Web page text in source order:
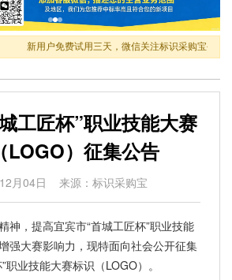
新用户免费试用三天，微信关注标识采购宝公众
工匠杯”职业技能大赛
LOGO）征集公告
月04日 来源：标识采购宝
神，提高宜宾市“首城工匠杯”职业技能
强大赛影响力，现特面向社会公开征集
职业技能大赛标识（LOGO）。